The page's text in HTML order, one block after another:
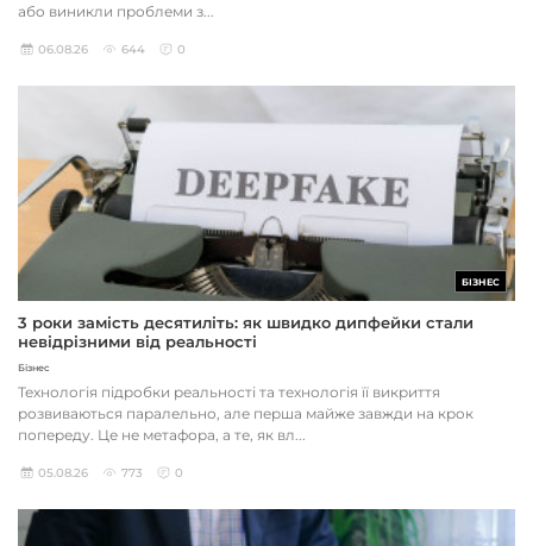
або виникли проблеми з...
06.08.26 644 0
БІЗНЕС
3 роки замість десятиліть: як швидко дипфейки стали
невідрізними від реальності
Бізнес
Технологія підробки реальності та технологія її викриття
розвиваються паралельно, але перша майже завжди на крок
попереду. Це не метафора, а те, як вл...
05.08.26 773 0